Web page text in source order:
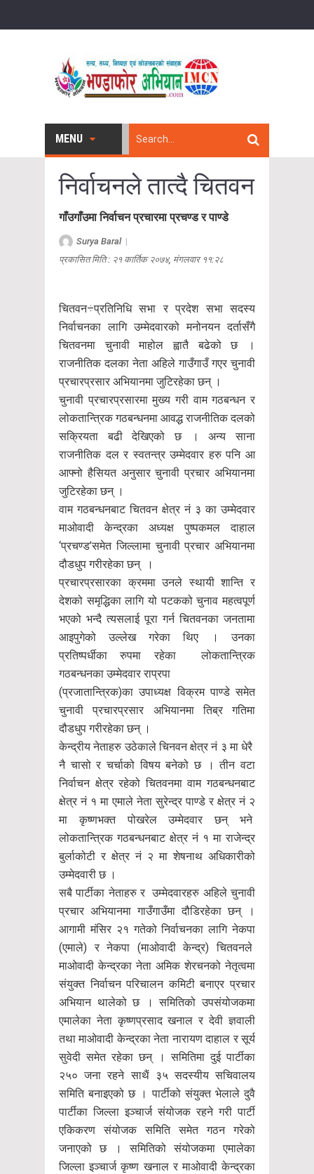
MENU
निर्वाचनले तात्दै चितवन
गाँउगाँउमा निर्वाचन प्रचारमा प्रचण्ड र पाण्डे
Surya Baral|
प्रकासित मिति : २१ कार्तिक २०७४, मंगलवार ११:२८
चितवन÷प्रतिनिधि सभा र प्रदेश सभा सदस्य
निर्वाचनका लागि उम्मेदवारको मनोनयन दर्तासँगै
चितवनमा चुनावी माहोल ह्वातै बढेको छ ।
राजनीतिक दलका नेता अहिले गाउँगाउँ गएर चुनावी
प्रचारप्रसार अभियानमा जुटिरहेका छन् ।
चुनावी प्रचारप्रसारमा मुख्य गरी वाम गठबन्धन र
लोकतान्त्रिक गठबन्धनमा आवद्ध राजनीतिक दलको
सक्रियता बढी देखिएको छ । अन्य साना
राजनीतिक दल र स्वतन्त्र उम्मेदवार हरु पनि आ
आफ्नो हैसियत अनुसार चुनावी प्रचार अभियानमा
जुटिरहेका छन् ।
वाम गठबन्धनबाट चितवन क्षेत्र नं ३ का उम्मेदवार
माओवादी केन्द्रका अध्यक्ष पुष्पकमल दाहाल
‘प्रचण्ड’समेत जिल्लामा चुनावी प्रचार अभियानमा
दौडधुप गरीरहेका छन् ।
प्रचारप्रसारका क्रममा उनले स्थायी शान्ति र
देशको समृद्धिका लागि यो पटकको चुनाव महत्वपूर्ण
भएको भन्दै त्यसलाई पूरा गर्न चितवनका जनतामा
आइपुगेको उल्लेख गरेका थिए । उनका
प्रतिष्पर्धीका रुपमा रहेका लोकतान्त्रिक
गठबन्धनका उम्मेदवार राप्रपा
(प्रजातान्त्रिक)का उपाध्यक्ष विक्रम पाण्डे समेत
चुनावी प्रचारप्रसार अभियानमा तिब्र गतिमा
दौडधुप गरीरहेका छन् ।
केन्द्रीय नेताहरु उठेकाले चिनवन क्षेत्र नं ३ मा धेरै
नै चासो र चर्चाको विषय बनेको छ । तीन वटा
निर्वाचन क्षेत्र रहेको चितवनमा वाम गठबन्धनबाट
क्षेत्र नं १ मा एमाले नेता सुरेन्द्र पाण्डे र क्षेत्र नं २
मा कृष्णभक्त पोखरेल उम्मेदवार छन् भने
लोकतान्त्रिक गठबन्धनबाट क्षेत्र नं १ मा राजेन्द्र
बुर्लाकोटी र क्षेत्र नं २ मा शेषनाथ अधिकारीको
उम्मेदवारी छ ।
सबै पार्टीका नेताहरु र उम्मेदवारहरु अहिले चुनावी
प्रचार अभियानमा गाउँगाउँमा दौडिरहेका छन् ।
आगामी मंसिर २१ गतेको निर्वाचनका लागि नेकपा
(एमाले) र नेकपा (माओवादी केन्द्र) चितवनले
माओवादी केन्द्रका नेता अमिक शेरचनको नेतृत्वमा
संयुक्त निर्वाचन परिचालन कमिटी बनाएर प्रचार
अभियान थालेको छ । समितिको उपसंयोजकमा
एमालेका नेता कृष्णप्रसाद खनाल र देवी ज्ञवाली
तथा माओवादी केन्द्रका नेता नारायण दाहाल र सूर्य
सुवेदी समेत रहेका छन् । समितिमा दुई पार्टीका
२५० जना रहने साथैं ३५ सदस्यीय सचिवालय
समिति बनाइएको छ । पार्टीको संयुक्त भेलाले दुवै
पार्टीका जिल्ला इञ्चार्ज संयोजक रहने गरी पार्टी
एकिकरण संयोजक समिति समेत गठन गरेको
जनाएको छ । समितिको संयोजकमा एमालेका
जिल्ला इञ्चार्ज कृष्ण खनाल र माओवादी केन्द्रका